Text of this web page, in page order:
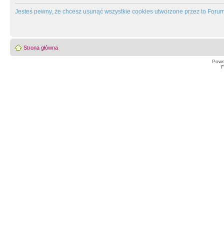
Jesteś pewny, że chcesz usunąć wszystkie cookies utworzone przez to
Strona główna